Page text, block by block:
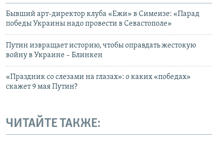
Бывший арт-директор клуба «Ежи» в Симеизе: «Парад
победы Украины надо провести в Севастополе»
Путин извращает историю, чтобы оправдать жестокую
войну в Украине – Блинкен
«Праздник со слезами на глазах»: о каких «победах»
скажет 9 мая Путин?
ЧИТАЙТЕ ТАКЖЕ: